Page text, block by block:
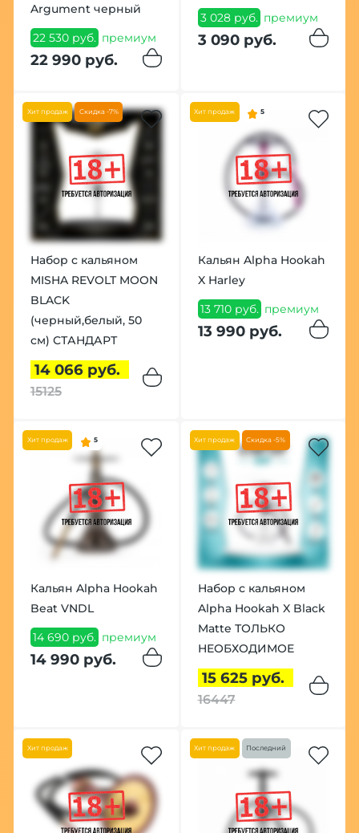
Argument черный
22 530 руб. премиум
22 990 руб.
3 028 руб. премиум
3 090 руб.
Хит продаж Скидка -7%
Набор с кальяном
MISHA REVOLT MOON
BLACK
(черный,белый, 50
см) СТАНДАРТ
14 066 руб.
15125
Хит продаж 5
Кальян Alpha Hookah
X Harley
13 710 руб. премиум
13 990 руб.
Хит продаж 5
Кальян Alpha Hookah
Beat VNDL
14 690 руб. премиум
14 990 руб.
Хит продаж Скидка -5%
Набор с кальяном
Alpha Hookah X Black
Matte ТОЛЬКО
НЕОБХОДИМОЕ
15 625 руб.
16447
Хит продаж Хит продаж Последний